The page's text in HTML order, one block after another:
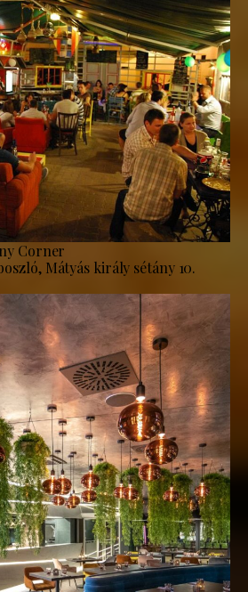
Corner
Mátyás király sétány 10.